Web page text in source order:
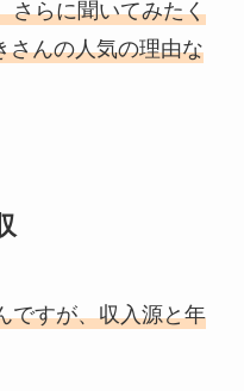
さらに聞いてみたく
さんの人気の理由な
ですが、収入源と年